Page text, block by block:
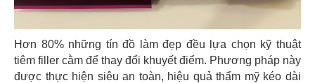
Hơn 80% những tín đồ làm đẹp đều lựa chọn kỹ thuật
tiêm filler cằm để thay đổi khuyết điểm. Phương pháp này
được thực hiện siêu an toàn, hiệu quả thẩm mỹ kéo dài